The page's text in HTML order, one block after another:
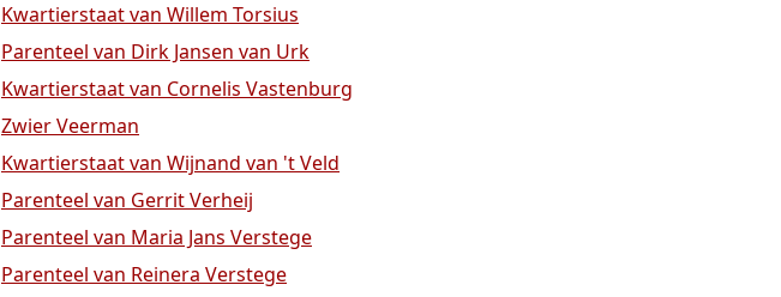
Kwartierstaat van Willem Torsius
Parenteel van Dirk Jansen van Urk
Kwartierstaat van Cornelis Vastenburg
Zwier Veerman
Kwartierstaat van Wijnand van 't Veld
Parenteel van Gerrit Verheij
Parenteel van Maria Jans Verstege
Parenteel van Reinera Verstege